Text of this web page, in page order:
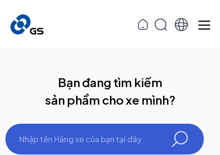
Bạn đang tìm kiếm
sản phẩm cho xe mình?